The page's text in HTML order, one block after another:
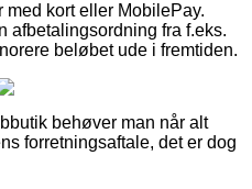
kort eller MobilePay.
afbetalingsordning fra f.eks.
beløbet ude i fremtiden.
behøver man når alt
forretningsaftale, det er dog